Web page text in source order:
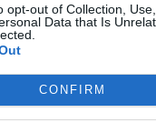
opt-out of Collection,
Data that Is
CONFIRM